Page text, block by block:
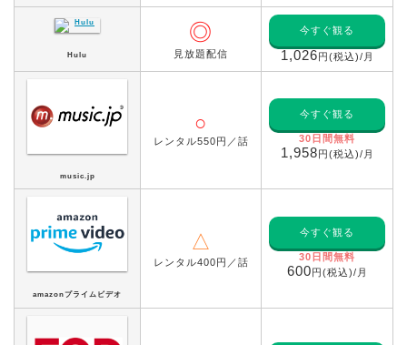
Hulu
◎
見放題配信
今すぐ観る
1,026円(税込)/月
music.jp
○
レンタル550円／話
今すぐ観る
30日間無料
1,958円(税込)/月
amazonプライムビデオ
△
レンタル400円／話
今すぐ観る
30日間無料
600円(税込)/月